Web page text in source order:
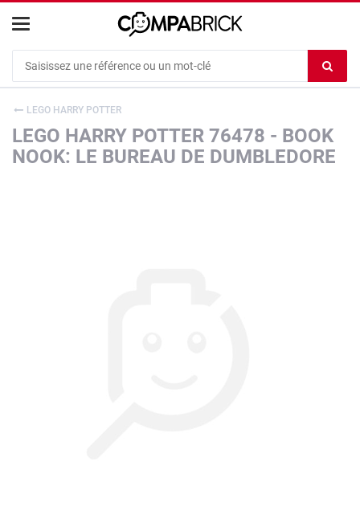
le
LEGO HARRY POTTER
LEGO HARRY POTTER 76478 - BOOK
NOOK: LE BUREAU DE DUMBLEDORE
Cookies management panel